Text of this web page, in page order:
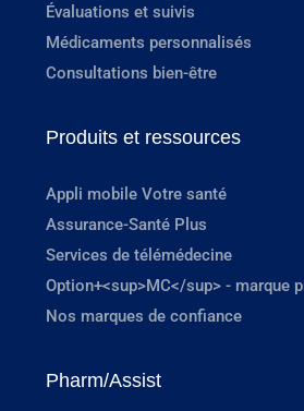
Évaluations et suivis
Médicaments personnalisés
Consultations bien-être
Produits et ressources
Appli mobile Votre santé
Assurance-Santé Plus
Services de télémédecine
Option+<sup>MC</sup> - marque
Nos marques de confiance
Pharm/Assist